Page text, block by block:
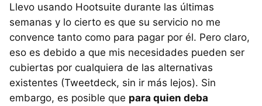
Llevo usando Hootsuite durante las últimas
semanas y lo cierto es que su servicio no me
convence tanto como para pagar por él. Pero claro,
eso es debido a que mis necesidades pueden ser
cubiertas por cualquiera de las alternativas
existentes (Tweetdeck, sin ir más lejos). Sin
embargo, es posible que para quien deba